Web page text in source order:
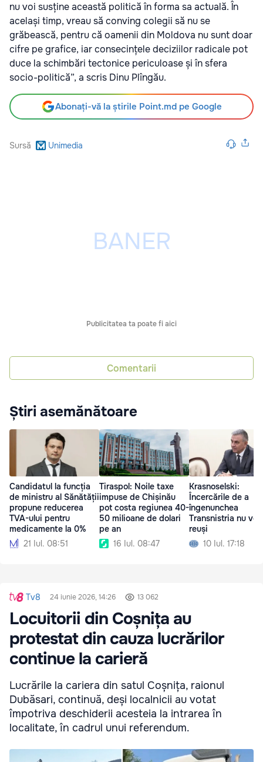
nu voi susține această politică în forma sa actuală. În
același timp, vreau să conving colegii să nu se
grăbească, pentru că oamenii din Moldova nu sunt doar
cifre pe grafice, iar consecințele deciziilor radicale pot
duce la schimbări tectonice periculoase și în sfera
socio-politică”, a scris Dinu Plîngău.
Abonați-vă la știrile Point.md pe Google
Sursă Unimedia
Publicitatea ta poate fi aici
Comentarii
Știri asemănătoare
Candidatul la funcția
de ministru al Sănătății
propune reducerea
TVA-ului pentru
medicamente la 0%
21 Iul. 08:51
Tiraspol: Noile taxe
impuse de Chișinău
pot costa regiunea 40-
50 milioane de dolari
pe an
16 Iul. 08:47
Krasnoselski:
Încercările de a
îngenunchea
Transnistria nu vor
reuși
10 Iul. 17:18
Tv8 24 iunie 2026, 14:26 13 062
Locuitorii din Coșnița au
protestat din cauza lucrărilor
continue la carieră
Lucrările la cariera din satul Coșnița, raionul
Dubăsari, continuă, deși localnicii au votat
împotriva deschiderii acesteia la intrarea în
localitate, în cadrul unui referendum.